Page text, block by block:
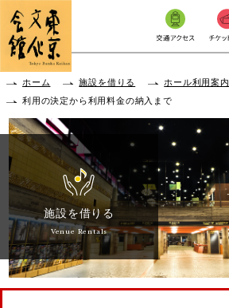
本文へ移動
ホーム 施設を借りる
ホール利用案内
利用の決定から利用料金の納入まで
施設を借りる
Venue Rentals